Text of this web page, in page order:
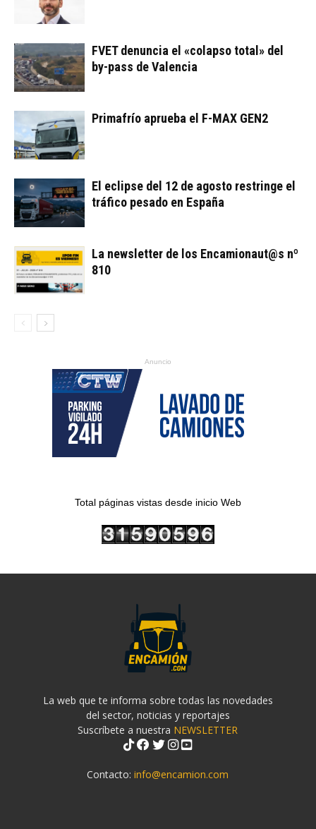
FVET denuncia el «colapso total» del
by-pass de Valencia
Primafrío aprueba el F-MAX GEN2
El eclipse del 12 de agosto restringe el
tráfico pesado en España
La newsletter de los Encamionaut@s nº
810
Anuncio
Total páginas vistas desde inicio Web
La web que te informa sobre todas las novedades
del sector, noticias y reportajes
Suscríbete a nuestra NEWSLETTER
Contacto:info@encamion.com